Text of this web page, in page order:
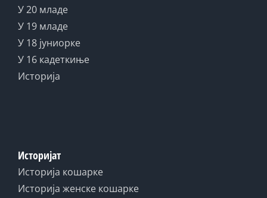
У 20 младе
У 19 младе
У 18 јуниорке
У 16 кадеткиње
Историја
Историјат
Историја кошарке
Историја женске кошарке